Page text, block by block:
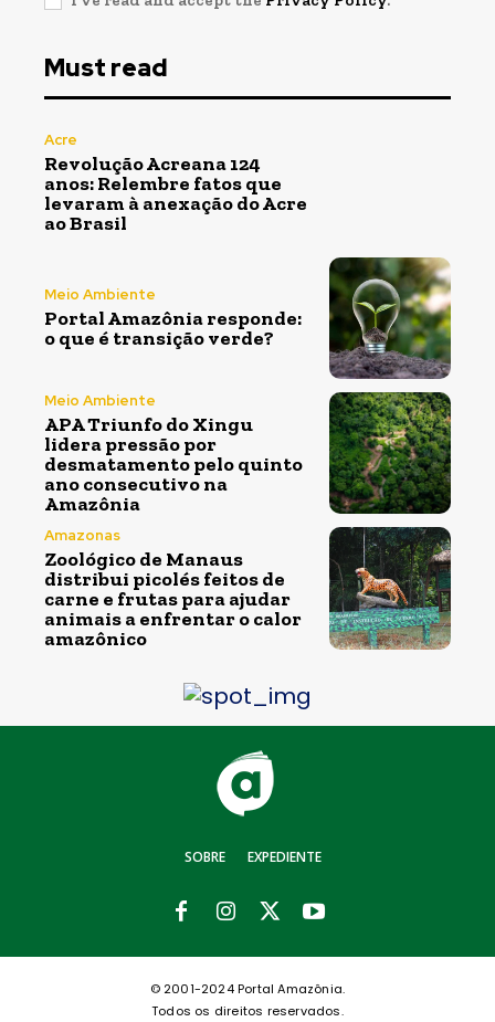
Must read
Acre
Revolução Acreana 124
anos: Relembre fatos que
levaram à anexação do Acre
ao Brasil
Meio Ambiente
Portal Amazônia responde:
o que é transição verde?
Meio Ambiente
APA Triunfo do Xingu
lidera pressão por
desmatamento pelo quinto
ano consecutivo na
Amazônia
Amazonas
Zoológico de Manaus
distribui picolés feitos de
carne e frutas para ajudar
animais a enfrentar o calor
amazônico
SOBRE EXPEDIENTE
© 2001-2024 Portal Amazônia.
Todos os direitos reservados.